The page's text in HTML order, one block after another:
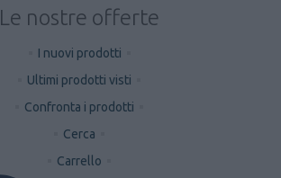
Le nostre offerte
I nuovi prodotti
Ultimi prodotti visti
Confronta i prodotti
Cerca
Carrello